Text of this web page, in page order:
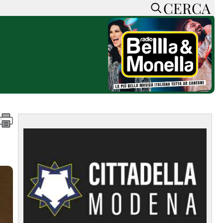
CERCA
ACCEDI o REGISTRATI
CONTATTI
CON NOI
SOSTIENI LA PRESSA
CONOSCI LA PRESSA
COOKIE POLICY
FEED RSS
MAPPA DEL SITO
NORMATIVE
DEONTOLOGICHE
CERCA